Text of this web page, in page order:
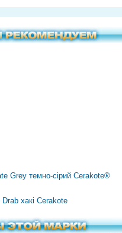
Grey темно-сірий Cerakote®
хакі Cerakote